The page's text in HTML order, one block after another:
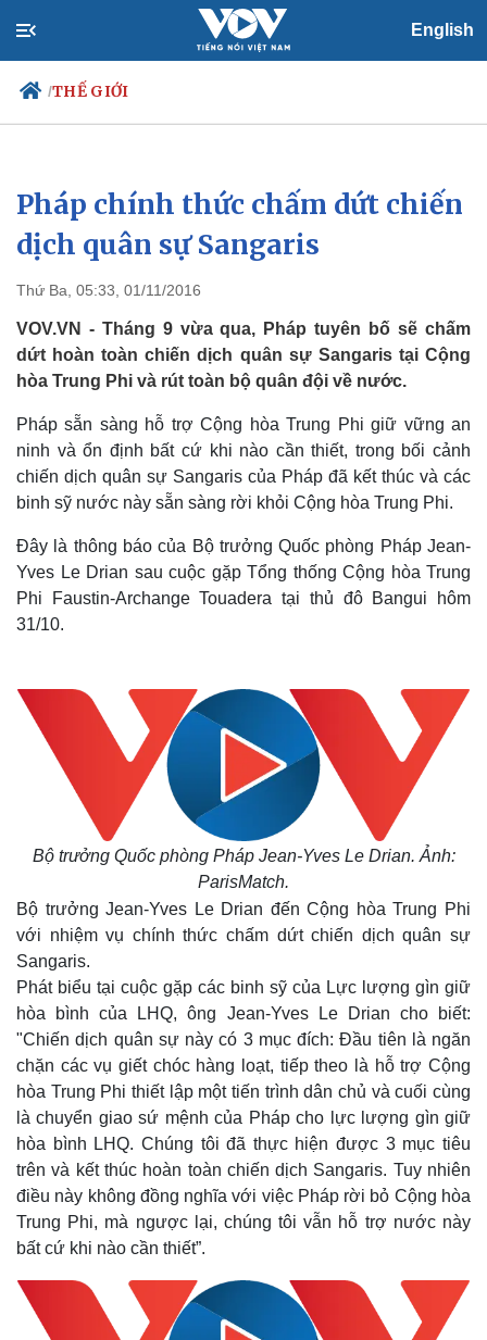
English
/THẾ GIỚI
Chính trị
Đảng
Tổ chức nhân sự
Nhận diện sự thật
Xã hội
Tin 24h
Dự báo thời tiết
Việc làm
Biển đảo
Pháp chính thức chấm dứt chiến
dịch quân sự Sangaris
Thứ Ba, 05:33, 01/11/2016
VOV.VN - Tháng 9 vừa qua, Pháp tuyên bố sẽ chấm
dứt hoàn toàn chiến dịch quân sự Sangaris tại Cộng
hòa Trung Phi và rút toàn bộ quân đội về nước.
Pháp sẵn sàng hỗ trợ Cộng hòa Trung Phi giữ vững an
ninh và ổn định bất cứ khi nào cần thiết, trong bối cảnh
chiến dịch quân sự Sangaris của Pháp đã kết thúc và các
binh sỹ nước này sẵn sàng rời khỏi Cộng hòa Trung Phi.
Đây là thông báo của Bộ trưởng Quốc phòng Pháp Jean-
Yves Le Drian sau cuộc gặp Tổng thống Cộng hòa Trung
Phi Faustin-Archange Touadera tại thủ đô Bangui hôm
31/10.
Bộ trưởng Quốc phòng Pháp Jean-Yves Le Drian. Ảnh:
ParisMatch.
Bộ trưởng Jean-Yves Le Drian đến Cộng hòa Trung Phi
với nhiệm vụ chính thức chấm dứt chiến dịch quân sự
Sangaris.
Phát biểu tại cuộc gặp các binh sỹ của Lực lượng gìn giữ
hòa bình của LHQ, ông Jean-Yves Le Drian cho biết:
"Chiến dịch quân sự này có 3 mục đích: Đầu tiên là ngăn
chặn các vụ giết chóc hàng loạt, tiếp theo là hỗ trợ Cộng
hòa Trung Phi thiết lập một tiến trình dân chủ và cuối cùng
là chuyển giao sứ mệnh của Pháp cho lực lượng gìn giữ
hòa bình LHQ. Chúng tôi đã thực hiện được 3 mục tiêu
trên và kết thúc hoàn toàn chiến dịch Sangaris. Tuy nhiên
điều này không đồng nghĩa với việc Pháp rời bỏ Cộng hòa
Trung Phi, mà ngược lại, chúng tôi vẫn hỗ trợ nước này
bất cứ khi nào cần thiết”.